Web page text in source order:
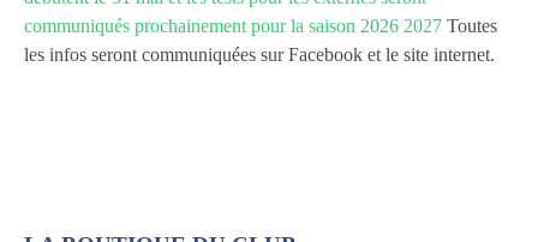
communiqués prochainement pour la saison 2026 2027 Toutes
les infos seront communiquées sur Facebook et le site internet.